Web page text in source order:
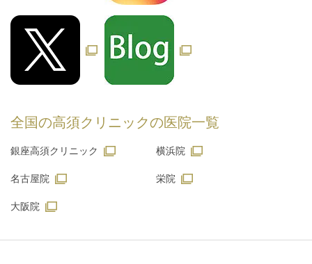
全国の高須クリニックの医院一覧
銀座高須クリニック 横浜院
名古屋院 栄院
大阪院